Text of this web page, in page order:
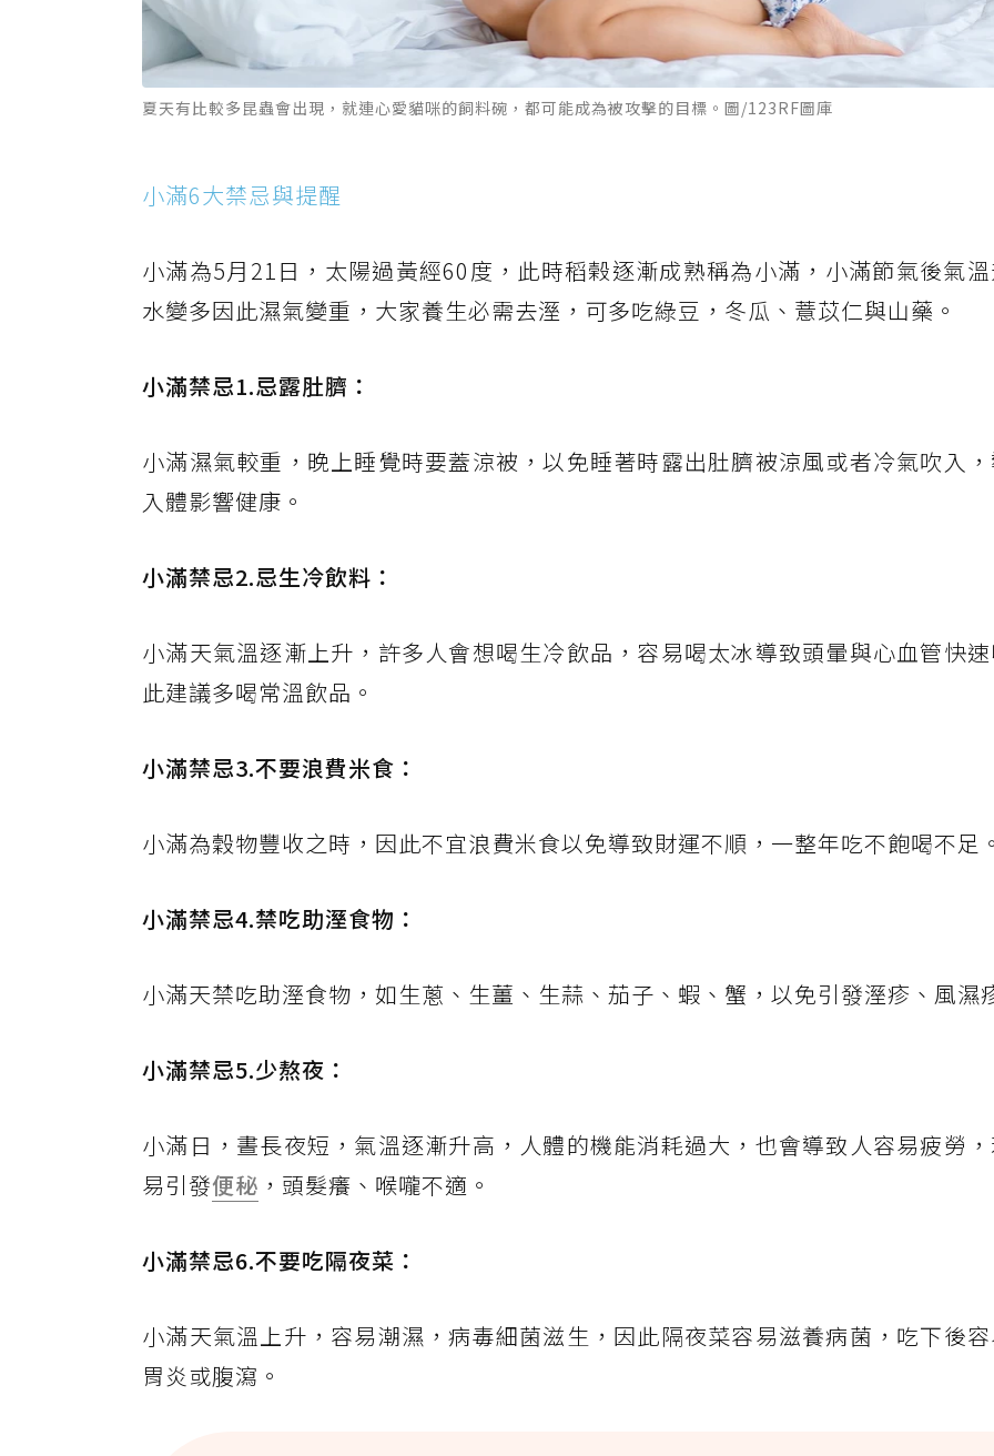
夏天有比較多昆蟲會出現，就連心愛貓咪的飼料碗，都可能成為被攻擊的目標。圖/123RF圖庫
小滿6大禁忌與提醒
小滿為5月21日，太陽過黃經60度，此時稻榖逐漸成熟稱為小滿，小滿節氣後氣
水變多因此濕氣變重，大家養生必需去溼，可多吃綠豆，冬瓜、薏苡仁與山藥。
小滿禁忌1.忌露肚臍：
小滿濕氣較重，晚上睡覺時要蓋涼被，以免睡著時露出肚臍被涼風或者冷氣吹入
入體影響健康。
小滿禁忌2.忌生冷飲料：
小滿天氣溫逐漸上升，許多人會想喝生冷飲品，容易喝太冰導致頭暈與心血管快
此建議多喝常溫飲品。
小滿禁忌3.不要浪費米食：
小滿為穀物豐收之時，因此不宜浪費米食以免導致財運不順，一整年吃不飽喝不足。
小滿禁忌4.禁吃助溼食物：
小滿天禁吃助溼食物，如生蔥、生薑、生蒜、茄子、蝦、蟹，以免引發溼疹、風濕
小滿禁忌5.少熬夜：
小滿日，晝長夜短，氣溫逐漸升高，人體的機能消耗過大，也會導致人容易疲勞
易引發便秘 ，頭髮癢、喉嚨不適。
小滿禁忌6.不要吃隔夜菜：
小滿天氣溫上升，容易潮濕，病毒細菌滋生，因此隔夜菜容易滋養病菌，吃下後
胃炎或腹瀉。